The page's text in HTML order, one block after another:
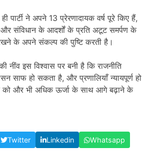
पार्टी ने अपने 13 प्रेरणादायक वर्ष पूरे किए हैं,
और संविधान के आदर्शों के प्रति अटूट समर्पण के
के अपने संकल्प की पुष्टि करती है।
नींव इस विश्वास पर बनी है कि राजनीति
साफ हो सकता है, और प्रणालियाँ न्यायपूर्ण हो
और भी अधिक ऊर्जा के साथ आगे बढ़ाने के
Twitter Linkedin
Whatsapp